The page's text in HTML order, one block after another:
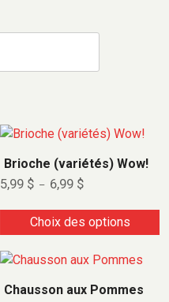
Brioche (variétés) Wow!
5,99 $ – 6,99 $
Choix des options
Chausson aux Pommes